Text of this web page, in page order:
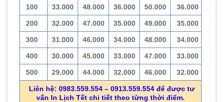
100 33.000 48.000 36.000 50.000 36.000
200 32.000 47.000 35.000 49.000 35.000
300 31.000 46.000 34.000 48.000 34.000
400 30.000 45.000 33.000 47.000 33.000
500 29.000 44.000 32.000 46.000 32.000
Liên hệ: 0983.559.554 – 0913.559.554 để được tư
vấn In Lịch Tết chi tiết theo từng thời điểm.